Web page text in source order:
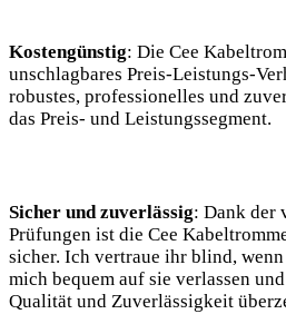
Kostengünstig: Die Cee
unschlagbares Preis-Leistungs-
robustes, professionelles und
das Preis- und Leistungssegment.
Sicher und zuverlässig: Dank der
Prüfungen ist die Cee
sicher. Ich vertraue ihr blind,
mich bequem auf sie verlassen
Qualität und Zuverlässigkeit